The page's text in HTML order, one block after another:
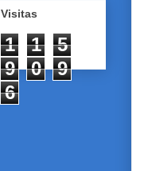
Visitas
1 1
5
9
0
9
6